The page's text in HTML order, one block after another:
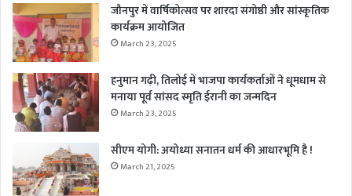
जौनपुर में वार्षिकोत्सव पर शारदा संगोष्ठी और सांस्कृतिक
कार्यक्रम आयोजित
March 23, 2025
हनुमान गढ़ी, तिलोई में भाजपा कार्यकर्ताओं ने धूमधाम से
मनाया पूर्व सांसद स्मृति ईरानी का जन्मदिन
March 23, 2025
सीएम योगी: अयोध्या सनातन धर्म की आधारभूमि है !
March 21, 2025